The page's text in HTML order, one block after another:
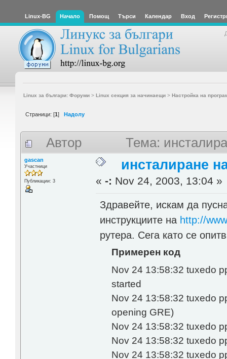
Linux-BG Начало Помощ Търси Календар Вход
Linux за българи: Форуми> Linux секция за начинаещи> Настройка на
Страници: [1] Надолу
Автор Тема:
gascan
Участници
Публикации: 3
инсталиране
«-: Nov 24, 2003, 13:04 »
Здравейте, искам да
инструкциите на http://
рутера. Сега като се
Примерен код
Nov 24 13:58:32 tuxedo
started
Nov 24 13:58:32 tuxedo
opening GRE)
Nov 24 13:58:32 tuxedo
Nov 24 13:58:32 tuxedo
Nov 24 13:58:32 tuxedo